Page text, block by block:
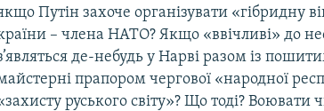
Путін захоче організувати «гібридну
– члена НАТО? Якщо «ввічливі» до
де-небудь у Нарві разом із
прапором чергової «народної
руського світу»? Що тоді? Воювати